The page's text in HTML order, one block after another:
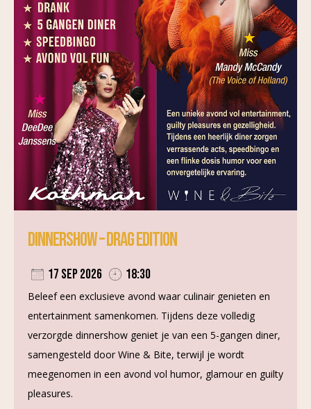
Dinnershow – Drag Edition
17 sep 2026 18:30
Beleef een exclusieve avond waar culinair genieten en
entertainment samenkomen. Tijdens deze volledig
verzorgde dinnershow geniet je van een 5-gangen diner,
samengesteld door Wine & Bite, terwijl je wordt
meegenomen in een avond vol humor, glamour en guilty
pleasures.